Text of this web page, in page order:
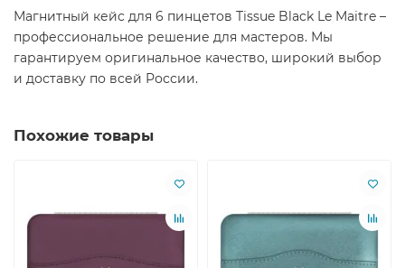
Магнитный кейс для 6 пинцетов Tissue Black Le Maitre –
профессиональное решение для мастеров. Мы
гарантируем оригинальное качество, широкий выбор
и доставку по всей России.
Похожие товары